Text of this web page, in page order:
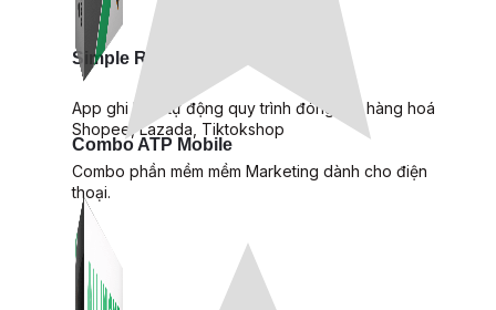
Combo ATP Mobile
Combo phần mềm mềm Marketing dành cho điện
thoại.
Simple Replay
App ghi hình tự động quy trình đóng gói hàng hoá
Shopee, Lazada, Tiktokshop